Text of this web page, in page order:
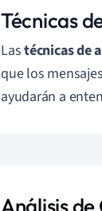
Técnicas
Lastécnicas de
que los
ayudarán a